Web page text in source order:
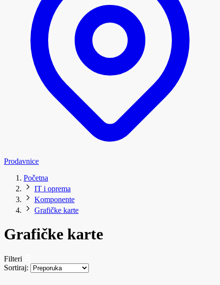
Prodavnice
Početna
IT i oprema
Komponente
Grafičke karte
Grafičke karte
Filteri
Sortiraj: